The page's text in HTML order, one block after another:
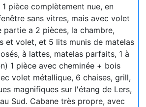
pièce complètement nue, en
sans vitres, mais avec volet
partie a 2 pièces, la chambre,
et volet, et 5 lits munis de matelas
à lattes, matelas parfaits, 1 à
1 pièce avec cheminée + bois
volet métallique, 6 chaises, grill,
magnifiques sur l'étang de Lers,
Sud. Cabane très propre, avec